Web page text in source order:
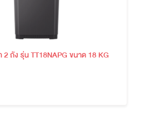
2 ถัง รุ่น TT18NAPG ขนาด 18 KG